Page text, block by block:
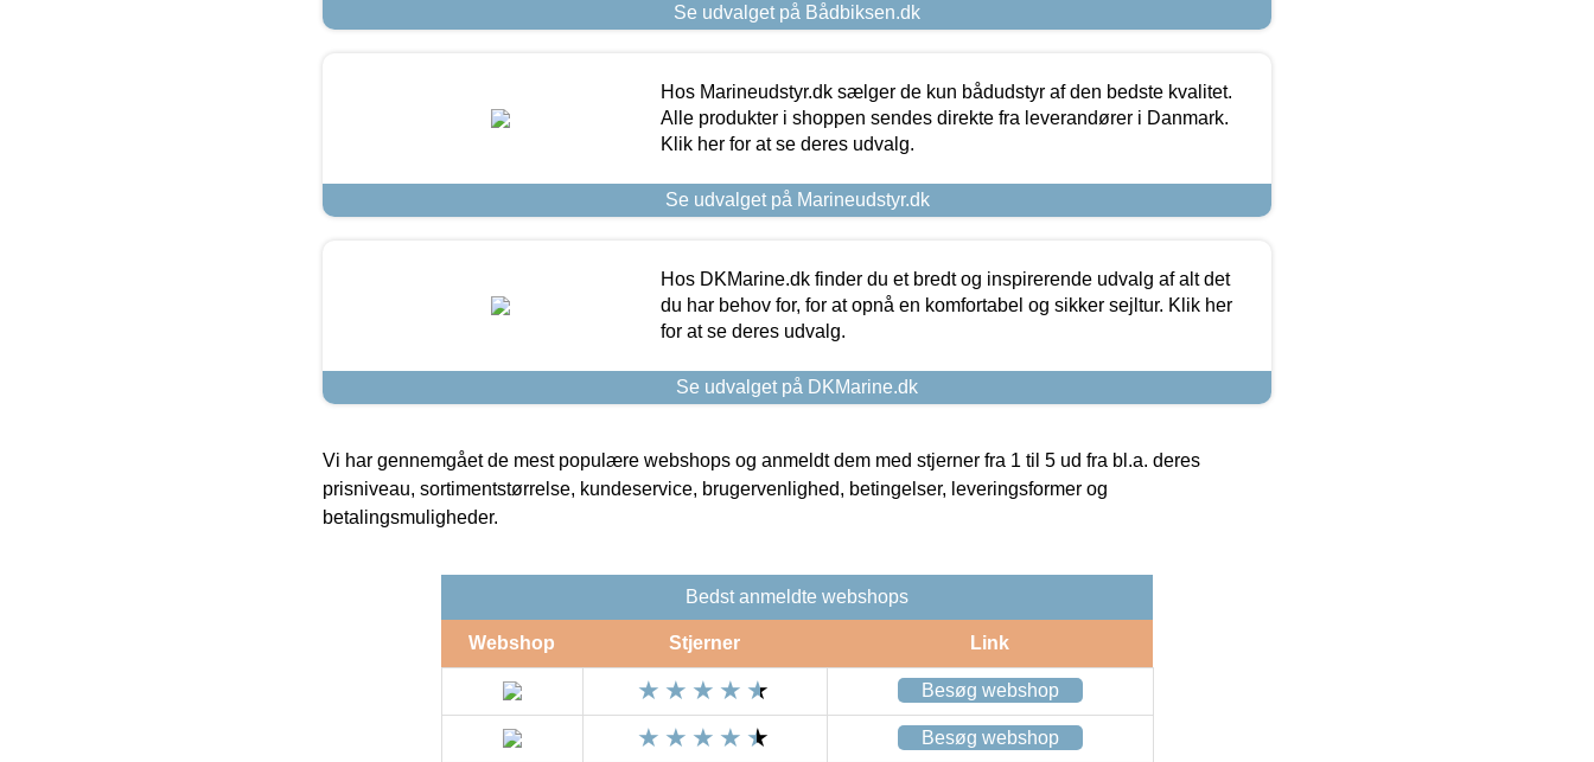
Se udvalget på Bådbiksen.dk
Hos Marineudstyr.dk sælger de kun bådudstyr af den bedste kvalitet.
Alle produkter i shoppen sendes direkte fra leverandører i Danmark.
Klik her for at se deres udvalg.
Se udvalget på Marineudstyr.dk
Hos DKMarine.dk finder du et bredt og inspirerende udvalg af alt det
du har behov for, for at opnå en komfortabel og sikker sejltur. Klik her
for at se deres udvalg.
Se udvalget på DKMarine.dk
Vi har gennemgået de mest populære webshops og anmeldt dem med stjerner fra 1 til 5 ud fra bl.a. deres
prisniveau, sortimentstørrelse, kundeservice, brugervenlighed, betingelser, leveringsformer og
betalingsmuligheder.
Bedst anmeldte webshops
Webshop Stjerner Link
Besøg webshop
Besøg webshop